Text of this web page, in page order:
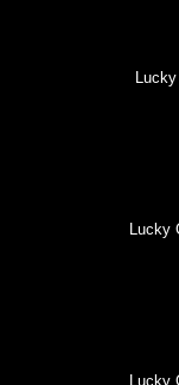
Lucky
Lucky